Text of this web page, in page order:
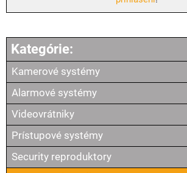
Kamerové systémy
Alarmové systémy
Videovrátniky
Prístupové systémy
Security reproduktory